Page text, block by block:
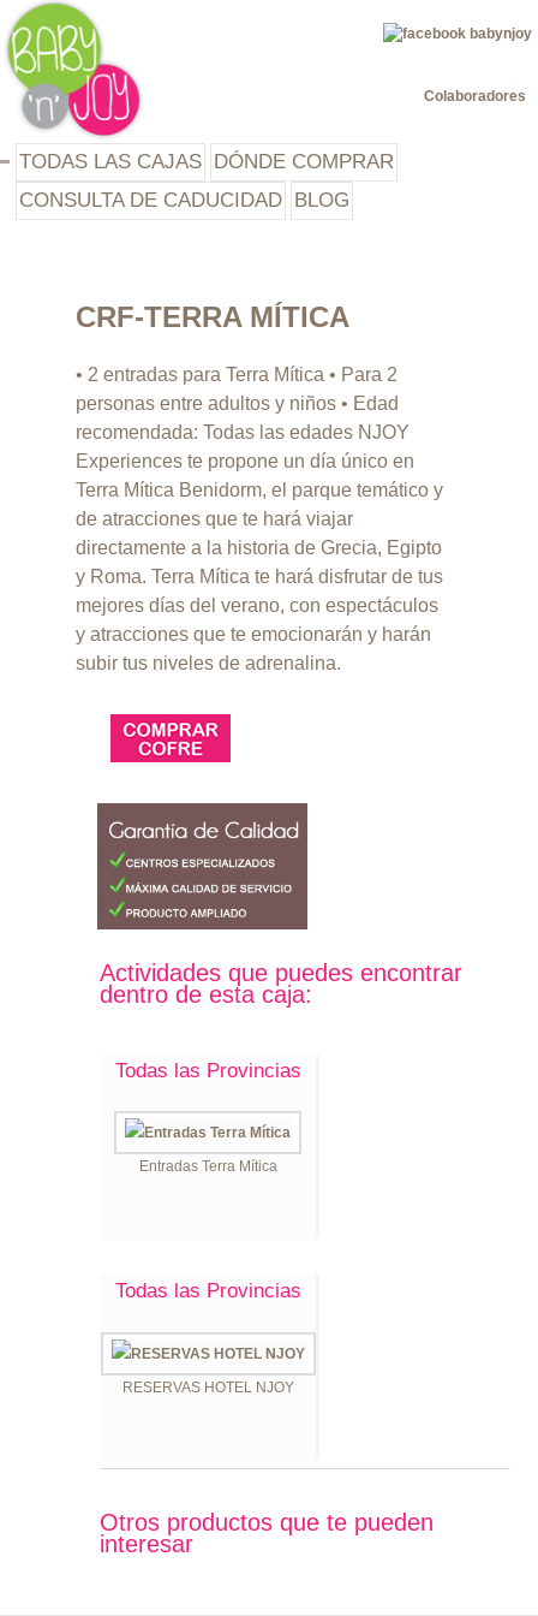
TODAS LAS CAJAS DÓNDE COMPRAR
CONSULTA DE CADUCIDAD BLOG
Colaboradores
CRF-TERRA MÍTICA
• 2 entradas para Terra Mítica • Para 2
personas entre adultos y niños • Edad
recomendada: Todas las edades NJOY
Experiences te propone un día único en
Terra Mítica Benidorm, el parque temático y
de atracciones que te hará viajar
directamente a la historia de Grecia, Egipto
y Roma. Terra Mítica te hará disfrutar de tus
mejores días del verano, con espectáculos
y atracciones que te emocionarán y harán
subir tus niveles de adrenalina.
Actividades que puedes encontrar
dentro de esta caja:
Todas las Provincias
Entradas Terra Mítica
Todas las Provincias
RESERVAS HOTEL NJOY
Otros productos que te pueden
interesar